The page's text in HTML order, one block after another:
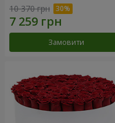
10 370 грн
Замовити